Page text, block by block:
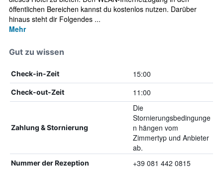
öffentlichen Bereichen kannst du kostenlos nutzen. Darüber
hinaus steht dir Folgendes ...
Mehr
Gut zu wissen
Check-in-Zeit 15:00
Check-out-Zeit 11:00
Zahlung & Stornierung
Die
Stornierungsbedingunge
n hängen vom
Zimmertyp und Anbieter
ab.
Nummer der Rezeption +39 081 442 0815